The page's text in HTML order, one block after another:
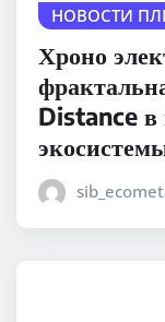
НОВОСТИ
Хроно
Distance в